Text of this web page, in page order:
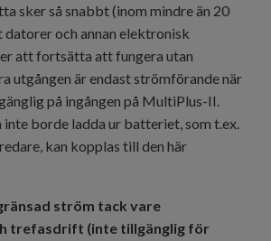
sker så snabbt (inom mindre än 20
och annan elektronisk
att fortsätta att fungera utan
utgången är endast strömförande när
på ingången på MultiPlus-II.
inte borde ladda ur batteriet, som t.ex.
kan kopplas till den här
ström tack vare
trefasdrift (inte tillgänglig för